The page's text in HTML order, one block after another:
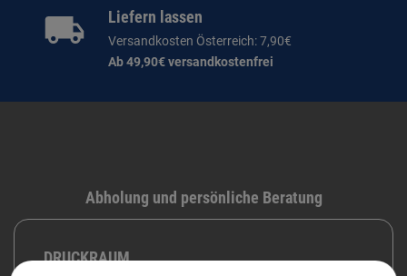
Liefern lassen
Versandkosten Österreich: 7,90€
Ab 49,90€ versandkostenfrei
Abholung und persönliche Beratung
DRUCKRAUM